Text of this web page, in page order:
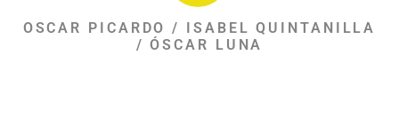
OSCAR PICARDO / ISABEL QUINTANILLA
/ ÓSCAR LUNA